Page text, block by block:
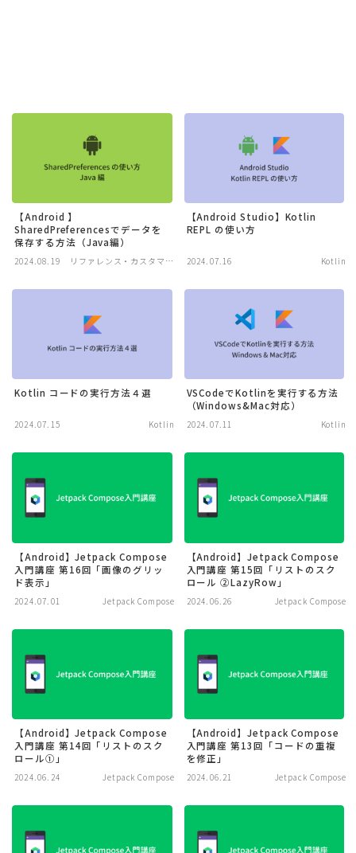
【Android 】
SharedPreferencesでデータを
保存する方法（Java編）
2024.08.19
リファレンス・カスタマイ
【Android Studio】Kotlin
REPL の使い方
2024.07.16 Kotlin
Kotlin コードの実行方法４選
2024.07.15 Kotlin
VSCodeでKotlinを実行する方法
（Windows&Mac対応）
2024.07.11 Kotlin
【Android】Jetpack Compose
入門講座 第16回「画像のグリッ
ド表示」
2024.07.01 Jetpack Compose
【Android】Jetpack Compose
入門講座 第15回「リストのスク
ロール ②LazyRow」
2024.06.26 Jetpack Compose
【Android】Jetpack Compose
入門講座 第14回「リストのスク
ロール①」
2024.06.24 Jetpack Compose
【Android】Jetpack Compose
入門講座 第13回「コードの重複
を修正」
2024.06.21 Jetpack Compose